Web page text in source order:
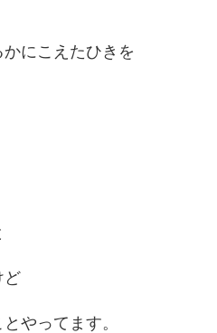
にこえたひきを
ど
やってます。